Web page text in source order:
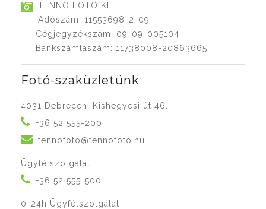
TENNO FOTO KFT.
Adószám: 11553698-2-09
Cégjegyzékszám: 09-09-005104
Bankszámlaszám: 11738008-20863665
Fotó-szaküzletünk
4031 Debrecen, Kishegyesi út 46.
+36 52 555-200
tennofoto@tennofoto.hu
Ügyfélszolgálat
+36 52 555-500
0-24h Ügyfélszolgálat